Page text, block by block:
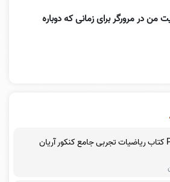
من در مرورگر برای زمانی که دوباره
دانلود PDF کتاب ریاضیات تجربی جامع کنکور آریان